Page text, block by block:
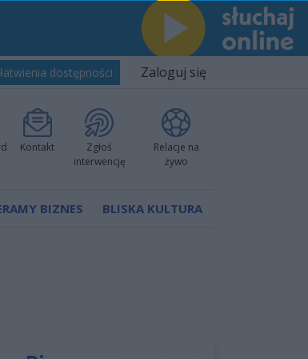
dostępności Zaloguj się
Kontakt
Zgłoś
interwencję
Relacje na
żywo
BIZNES BLISKA KULTURA